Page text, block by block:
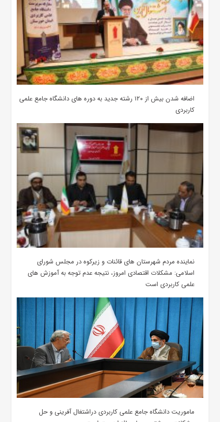
اضافه شدن بیش از ۱۲۰ رشته جدید به دوره های دانشگاه جامع علمی
کاربردی
نماینده مردم شهرستان های قائنات و زیرکوه در مجلس شورای
اسلامی: مشکلات اقتصادی امروز، نتیجه عدم توجه به آموزش های
علمی کاربردی است
ماموریت دانشگاه جامع علمی کاربردی دراشتغال آفرینی و حل